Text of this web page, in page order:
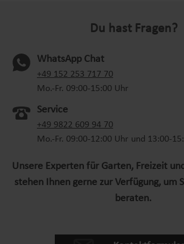
den beweglichen Baggerarm lernt Dein
Rutschfahrzeug oder als Lauflernwagen
unterschiedliche motorische Fähigkeiten
Unser Kinderfahrzeug wurde sorgfältig
offizielles Lizenzprodukt von Caterpillar
anspruchsvollen Standards der Marke.
robustem Kunststoff, ist das Fahrzeug
Es ist leicht zu bewegen und ermöglicht
Abenteurern, ihre Umgebung mühelos
Kinderbagger dient nicht nur der
Du hast Fragen?
WhatsApp Chat
+49 152 253 717 70
Mo.-Fr. 09:00-15:00 Uhr
Service
+49 9822 609 94 70
Mo.-Fr. 09:00-12:00 Uhr und 13:00-
Unsere Experten für Garten, Freizeit
stehen Ihnen gerne zur Verfügung, um
beraten.